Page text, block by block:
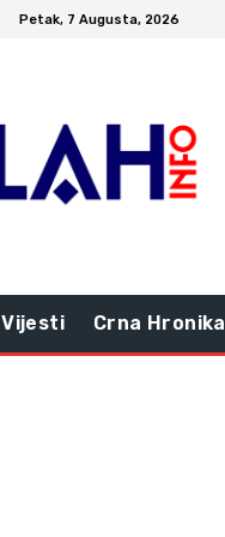
Petak, 7 Augusta, 2026
Vijesti Crna Hronika